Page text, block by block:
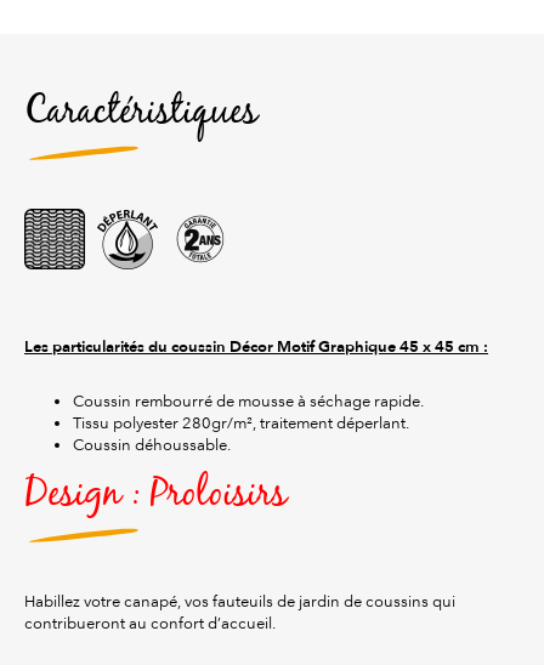
Caractéristiques
Les particularités du coussin Décor Motif Graphique45 x 45 cm :
Coussin rembourré de mousse à séchage rapide.
Tissu polyester 280gr/m², traitement déperlant.
Coussin déhoussable.
Design : Proloisirs
Habillez votre canapé, vos fauteuils de jardin de coussins qui
contribueront au confort d’accueil.